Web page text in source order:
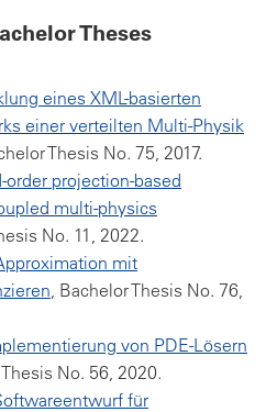
Theses
eines XML-basierten
einer verteilten Multi-Physik
Thesis No. 75, 2017.
order projection-based
multi-physics
No. 11, 2022.
mit
, Bachelor Thesis No. 76,
von PDE-Lösern
No. 56, 2020.
für